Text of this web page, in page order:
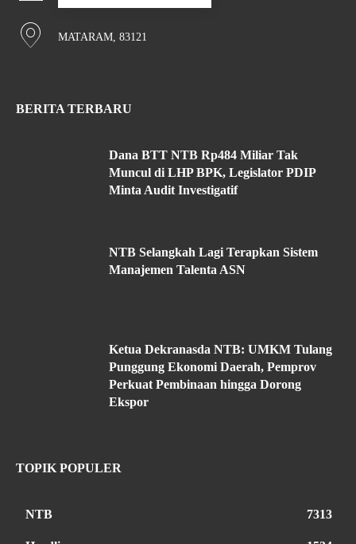
MATARAM, 83121
BERITA TERBARU
Dana BTT NTB Rp484 Miliar Tak
Muncul di LHP BPK, Legislator PDIP
Minta Audit Investigatif
NTB Selangkah Lagi Terapkan Sistem
Manajemen Talenta ASN
Ketua Dekranasda NTB: UMKM Tulang
Punggung Ekonomi Daerah, Pemprov
Perkuat Pembinaan hingga Dorong
Ekspor
TOPIK POPULER
NTB 7313